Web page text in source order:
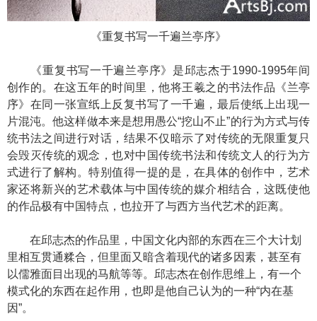
《重复书写一千遍兰亭序》
《重复书写一千遍兰亭序》 是邱志杰于1990-1995年间
创作的。在这五年的时间里，他将王羲之的书法作品《兰亭
序》在同一张宣纸上反复书写了一千遍，最后使纸上出现一
片混沌。他这样做本来是想用愚公“挖山不止”的行为方式与传
统书法之间进行对话，结果不仅暗示了对传统的无限重复只
会毁灭传统的观念，也对中国传统书法和传统文人的行为方
式进行了解构。特别值得一提的是，在具体的创作中，艺术
家还将新兴的艺术载体与中国传统的媒介相结合，这既使他
的作品极有中国特点，也拉开了与西方当代艺术的距离。
在邱志杰的作品里，中国文化内部的东西在三个大计划
里相互贯通糅合，但里面又暗含着现代的诸多因素，甚至有
以儒雅面目出现的马航等等。邱志杰在创作思维上，有一个
模式化的东西在起作用，也即是他自己认为的一种“内在基
因”。